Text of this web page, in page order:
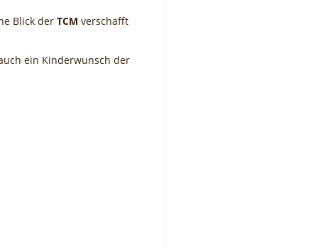
Blick der TCM verschafft
ein Kinderwunsch der